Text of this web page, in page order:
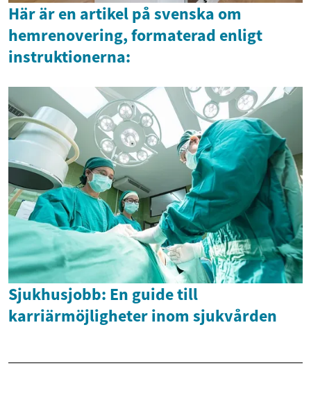
Här är en artikel på svenska om
hemrenovering, formaterad enligt
instruktionerna:
Sjukhusjobb: En guide till
karriärmöjligheter inom sjukvården